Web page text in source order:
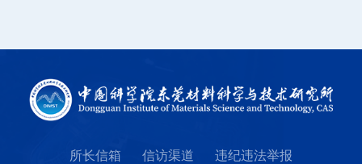
所长信箱 信访渠道
违纪违法举报